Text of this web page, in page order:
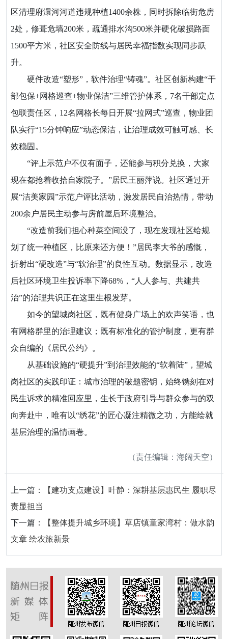
区清理府澴河河道违规种植1400余株，同时拆除临街危房
2处，修葺危墙200米，疏通排水沟500米并硬化破损路面
1500平方米，社区安全防线与居民幸福指数实现同步跃
升。
硬件改造“塑形”，软件治理“铸魂”。社区创新构建“干
部包保+网格巡查+物业保洁”三维管护体系，7名干部定点
包联责任区，12名网格长每日开展“拉网式”巡查，物业团
队实行“15分钟响应”动态保洁，让治理成效可触可感、长
效稳固。
“评上示范户不仅有面子，还能参与积分兑换，大家
现在都抢着收拾自家院子。”居民王丽萍说。社区通过开
展“洁美家园”示范户评比活动，激发居民自治热情，带动
200余户居民主动参与房前屋后环境整治。
“改造前我们担心种菜空间没了，现在发现社区给规
划了统一种植区，比原来还方便！”居民李大爷的感慨，
折射出“硬改造”与“软治理”的良性互动。数据显示，改造
后社区环境卫生投诉率下降68%，“人人参与、共建共
治”的治理共识正在这里生根发芽。
如今的望城岗社区，既有健身广场上的欢声笑语，也
有网格群里的治理建议；既有标准化的管护制度，更有群
众自编的《居民公约》。
从基础设施的“硬提升”到治理效能的“软着陆”，望城
岗社区的实践印证：城市治理的破题密钥，始终镌刻在对
民生诉求的精准回应里，生长于政府引导与群众参与的双
向奔赴中，唯有以“绣花”的匠心凝注精微之功，方能绘就
基层治理的温情画卷。
（责任编辑：海阔天空）
上一篇：
【建功支点建设】叶静：深耕基层惠民生 履职尽
责显担当
下一篇：
【整体提升城乡环境】草店镇童家湾村：做水韵
文章 绘农旅新景